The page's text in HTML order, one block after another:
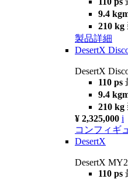
9.4
210 kg
製品詳細
DesertX
DesertX
110 ps
9.4
210 kg
¥ 2,325,000 i
コンフィギ
DesertX
DesertX
110 ps